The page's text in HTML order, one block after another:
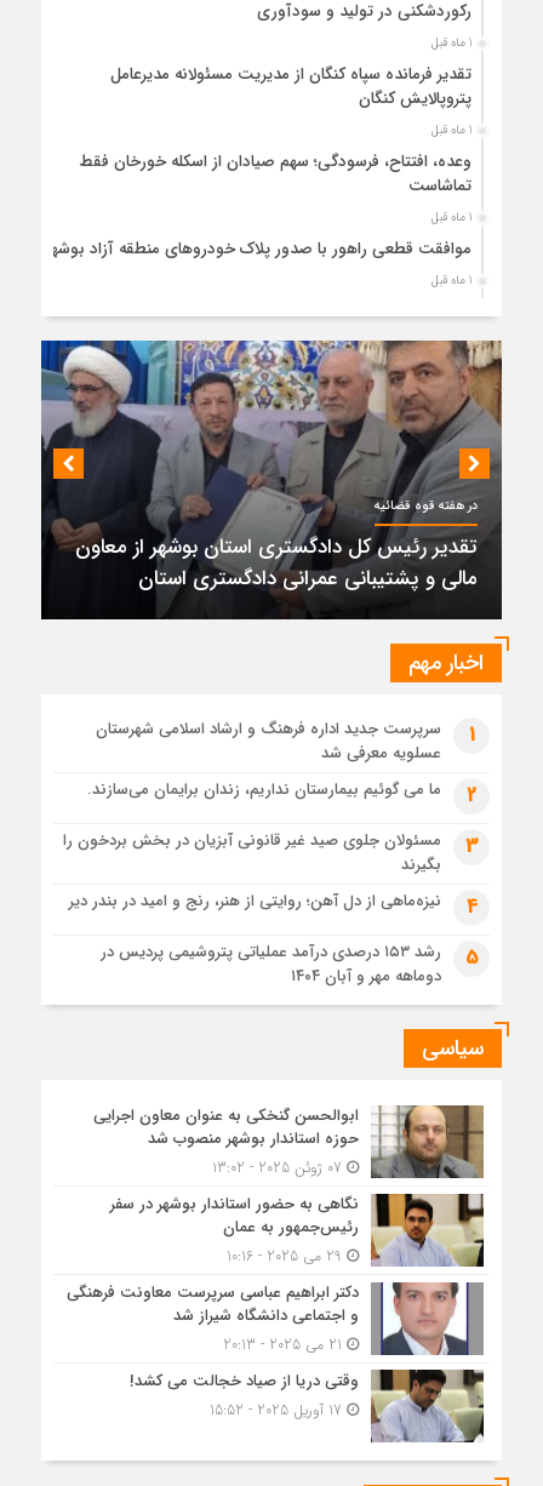
رکوردشکنی در تولید و سودآوری
1 ماه قبل
تقدیر فرمانده سپاه کنگان از مدیریت مسئولانه مدیرعامل
پتروپالایش کنگان
1 ماه قبل
وعده، افتتاح، فرسودگی؛ سهم صیادان از اسکله خورخان فقط
تماشاست
1 ماه قبل
موافقت قطعی راهور با صدور پلاک خودروهای منطقه آزاد بوشهر
1 ماه قبل
حضور میدانی واحد ثبتی دیر در آبدان؛ ارائه خدمات و نقشه‌برداری
رایگان برای کاهش مراجعات مردمی
1 ماه قبل
دبیر ستاد بزرگداشت هفته دولت در استان بوشهر منصوب شد
کمربندی دیر؛ مسیر نجاتی که در بن‌بست ترک‌فعل‌ها مانده است
پتروشیمی نوری بر سکوی طلای BRICS 2026 ایستاد
1 ماه قبل
تقدیر رئیس کل دادگستری استان بوشهر از معاون مالی و
پشتیبانی عمرانی دادگستری استان
1 ماه قبل
دادستان بوشهر: تسری منطقه آزاد به بافت شهری مرکز استان
1 ماه قبل
زابل و بندر دیر در فهرست داغ‌ترین نقاط جهان؛ جنوب و شرق ایران
زیر آتش تابستان
در هفته قوه قضائیه
تقدیر رئیس کل دادگستری استان بوشهر از معاون
مالی و پشتیبانی عمرانی دادگستری استان
اخبار مهم
1
سرپرست جدید اداره فرهنگ و ارشاد اسلامی شهرستان
عسلویه معرفی شد
2 ما می گوئیم بیمارستان نداریم، زندان برایمان می‌سازند.
3
مسئولان جلوی صید غیر قانونی آبزیان در بخش بردخون را
بگیرند
4 نیزه‌ماهی از دل آهن؛ روایتی از هنر، رنج و امید در بندر دیر
5
رشد ۱۵۳ درصدی درآمد عملیاتی پتروشیمی پردیس در
دوماهه مهر و آبان ۱۴۰۴
سیاسی
ابوالحسن گنخکی به عنوان معاون اجرایی
حوزه استاندار بوشهر منصوب شد
نگاهی به حضور استاندار بوشهر در سفر
رئیس‌جمهور به عمان
دکتر ابراهیم عباسی سرپرست معاونت فرهنگی
و اجتماعی دانشگاه شیراز شد
وقتی دریا از صیاد خجالت می کشد!